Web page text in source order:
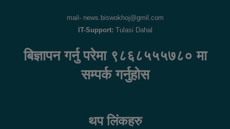
mail- news.biswokhoj@gmil.com
IT-Support: Tulasi Dahal
बिज्ञापन गर्नु परेमा ९८६८५५५७८० मा
सम्पर्क गर्नुहोस
थप लिंकहरु